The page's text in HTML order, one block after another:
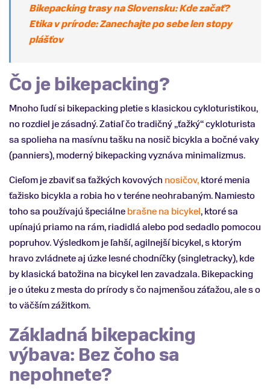
Bikepacking trasy na Slovensku: Kde začať?
Etika v prírode: Zanechajte po sebe len stopy
plášťov
Čo je bikepacking?
Mnoho ľudí si bikepacking pletie s klasickou cykloturistikou,
no rozdiel je zásadný. Zatiaľ čo tradičný „ťažký“ cykloturista
sa spolieha na masívnu tašku na nosič bicykla a bočné vaky
(panniers), moderný bikepacking vyznáva minimalizmus.
Cieľom je zbaviť sa ťažkých kovových nosičov,ktoré menia
ťažisko bicykla a robia ho v teréne neohrabaným. Namiesto
toho sa používajú špeciálnebrašne na bicykel, ktoré sa
upínajú priamo na rám, riadidlá alebo pod sedadlo pomocou
popruhov. Výsledkom je ľahší, agilnejší bicykel, s ktorým
hravo zvládnete aj úzke lesné chodníčky (singletracky), kde
by klasická batožina na bicykel len zavadzala. Bikepacking
je o úteku z mesta do prírody s čo najmenšou záťažou, ale s o
to väčším zážitkom.
Základná bikepacking
výbava: Bez čoho sa
nepohnete?